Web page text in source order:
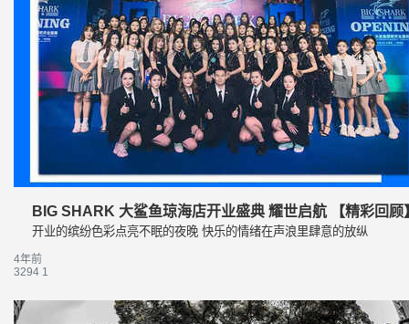
通知
私信
充值
登录
BIG SHARK 大鲨鱼琼海店开业盛典 耀世启航 【精彩回顾
开业的缤纷色彩点亮不眠的夜晚 快乐的情绪在声浪里肆意的放纵
4年前
3294 1